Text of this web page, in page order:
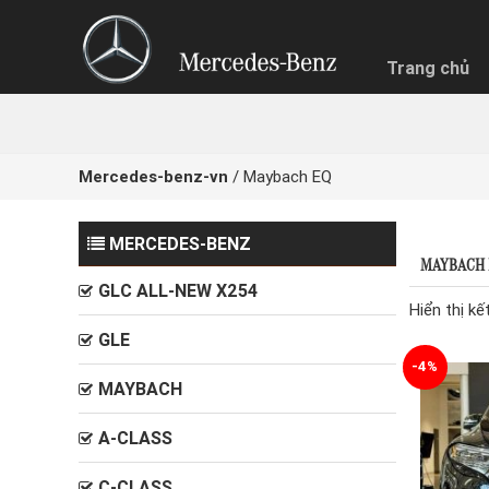
Trang chủ
Mercedes-benz-vn / Maybach EQ
MAYBACH
Hiển thị
-4%
MERCEDES-BENZ
GLC ALL-NEW X254
GLE
MAYBACH
A-CLASS
Quý
Chọn